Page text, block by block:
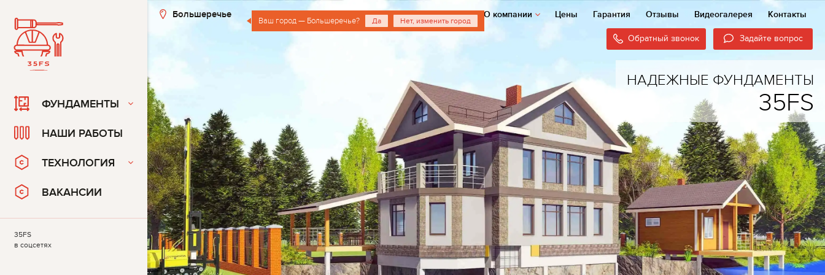
Большеречье
Ваш город — Большеречье? Да Нет, изменить город
О компании Цены Гарантия Отзывы Видеогалерея Контакты
Обратный звонок Задайте вопрос
НАДЕЖНЫЕ ФУНДАМЕНТЫ
35FS
ФУНДАМЕНТЫ
НАШИ РАБОТЫ
ТЕХНОЛОГИЯ
ВАКАНСИИ
35FS
в соцсетях